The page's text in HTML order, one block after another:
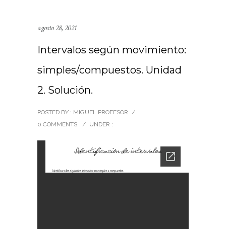
agosto 28, 2021
Intervalos según movimiento:
simples/compuestos. Unidad
2. Solución.
POSTED BY : MIGUEL PROFESOR /
0 COMMENTS
/ UNDER :